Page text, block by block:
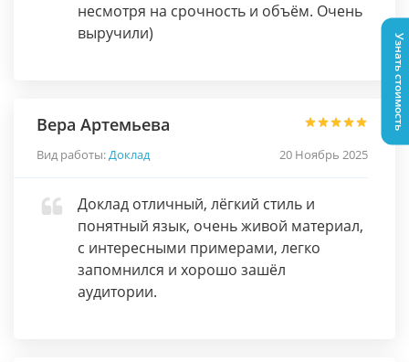
несмотря на срочность и объём. Очень
выручили)
Вера Артемьева
Вид работы:Доклад 20 Ноябрь 2025
Доклад отличный, лёгкий стиль и
понятный язык, очень живой материал,
с интересными примерами, легко
запомнился и хорошо зашёл
аудитории.
Узнать стоимость